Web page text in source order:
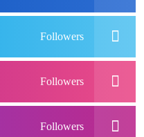
Followers
Followers
Followers